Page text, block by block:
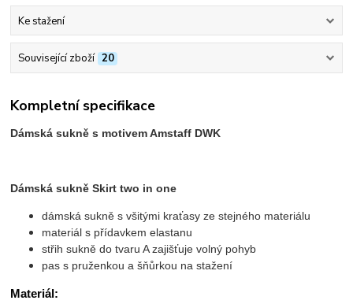
Ke stažení
Související zboží 20
Kompletní specifikace
Dámská sukně s motivem Amstaff DWK
Dámská sukně Skirt two in one
dámská sukně s všitými kraťasy ze stejného materiálu
materiál s přídavkem elastanu
střih sukně do tvaru A zajišťuje volný pohyb
pas s pruženkou a šňůrkou na stažení
Materiál: